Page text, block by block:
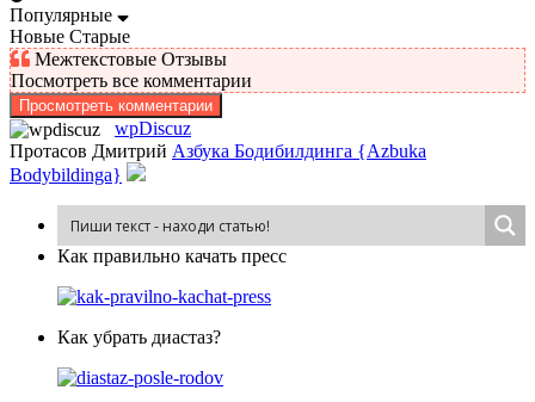
Популярные
Новые Старые
Межтекстовые Отзывы
Посмотреть все комментарии
Просмотреть комментарии
wpDiscuz
Протасов Дмитрий Азбука Бодибилдинга {Azbuka
Bodybildinga}
Как пра­виль­но ка­чать пресс
Как убрать диастаз?